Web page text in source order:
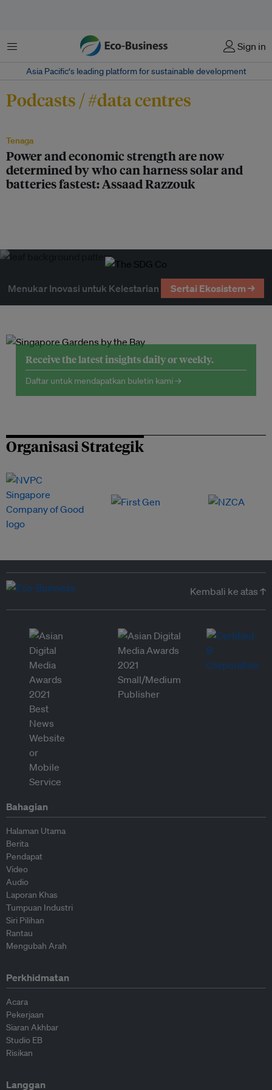
Menu Sign in
Asia Pacific‘s leading platform for sustainable development
Podcasts / #data centres
Tenaga
Power and economic strength are now
determined by who can harness solar and
batteries fastest: Assaad Razzouk
Menukar Inovasi untuk Kelestarian Sertai Ekosistem →
Receive the latest insights daily or weekly.
Daftar untuk mendapatkan buletin kami →
Organisasi Strategik
Kembali ke atas ↑
Bahagian
Halaman Utama
Berita
Pendapat
Video
Audio
Laporan Khas
Tumpuan Industri
Siri Pilihan
Rantau
Mengubah Arah
Perkhidmatan
Acara
Pekerjaan
Siaran Akhbar
Studio EB
Risikan
Langgan